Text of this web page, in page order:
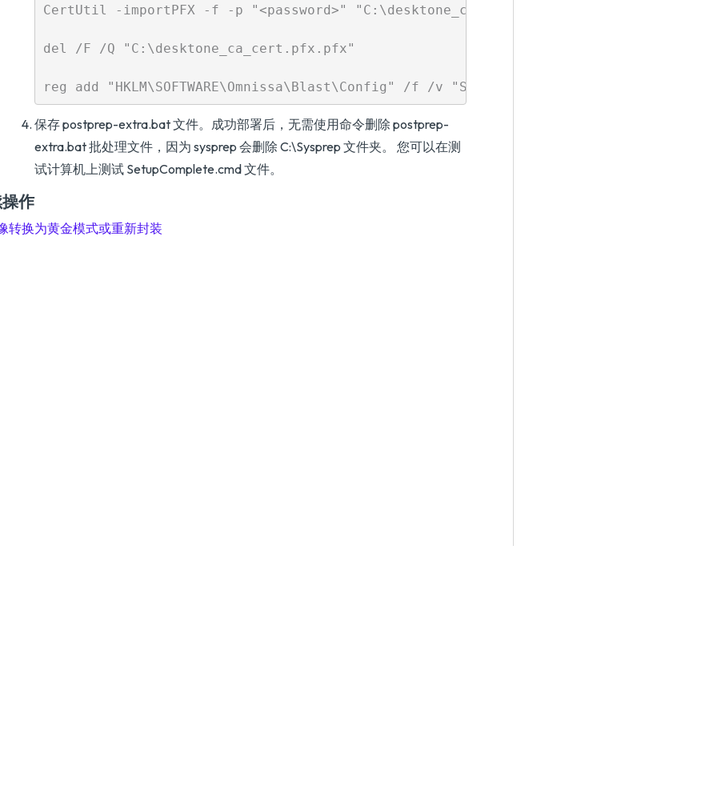
CertUtil -importPFX -f -p "<password>" "C:\desktone_ca_cert.pfx"
del /F /Q "C:\desktone_ca_cert.pfx.pfx"
保存 postprep-extra.bat 文件。成功部署后，无需使用命令删除 postprep-
extra.bat 批处理文件，因为 sysprep 会删除 C:\Sysprep 文件夹。 您可以在测
试计算机上测试 SetupComplete.cmd 文件。
作
转换为黄金模式或重新封装